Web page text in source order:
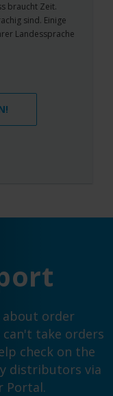
braucht Zeit.
sind. Einige
Landessprache
about order
can't take orders
check on the
distributors via
Portal.